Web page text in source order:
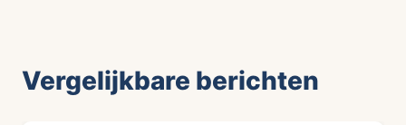
Vergelijkbare berichten